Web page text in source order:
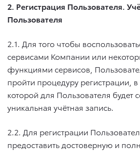
2. Регистрация Пользователя.
Пользователя
2.1. Для того чтобы
сервисами Компании или
функциями сервисов,
пройти процедуру регистрации, в
которой для Пользователя будет
уникальная учётная запись.
2.2. Для регистрации
предоставить достоверную и